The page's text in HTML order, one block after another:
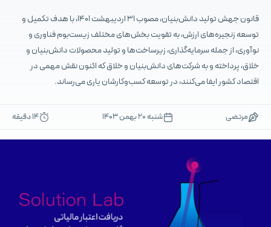
مرتضی شنبه ۲۰ بهمن ۱۴۰۳ 14 دقیقه
قانون جهش تولید دانش‌بنیان، مصوب ۳۱ اردیبهشت ۱۴۰۱، با هدف تکمیل و
توسعه زنجیره‌های ارزش، به تقویت بخش‌های مختلف زیست‌بوم فناوری و
نوآوری، از جمله سرمایه‌گذاری، زیرساخت‌ها و تولید محصولات دانش‌بنیان و
خلاق، پرداخته و به شرکت‌های دانش‌بنیان و خلاق که اکنون نقش مهمی در
اقتصاد کشور ایفا می‌کنند، در توسعه کسب‌وکارشان یاری می‌رساند.